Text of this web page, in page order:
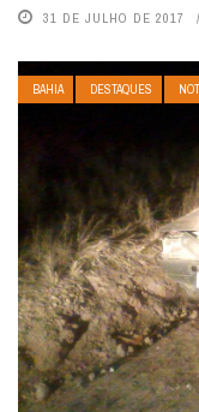
31 DE JULHO DE 2017
BAHIA DESTAQUES